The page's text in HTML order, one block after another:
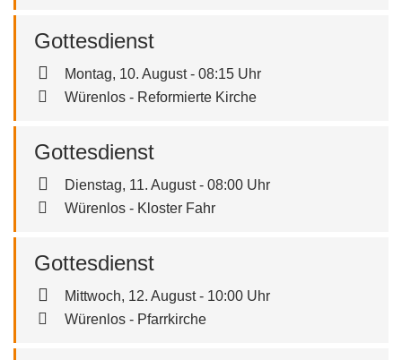
Montag, 10. August - 08:15 Uhr
Würenlos - Reformierte Kirche
Gottesdienst
Dienstag, 11. August - 08:00 Uhr
Würenlos - Kloster Fahr
Gottesdienst
Mittwoch, 12. August - 10:00 Uhr
Würenlos - Pfarrkirche
Gottesdienst